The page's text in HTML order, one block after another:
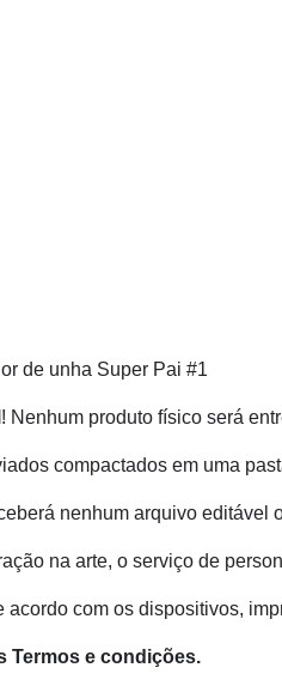
de unha Super Pai #1
! Nenhum produto físico será
compactados em uma
nenhum arquivo editável
na arte, o serviço de
acordo com os dispositivos,
Termos e condições.